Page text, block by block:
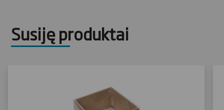
Susiję produktai